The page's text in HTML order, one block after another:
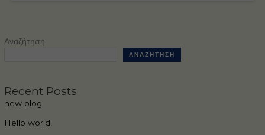
Αναζήτηση
ΑΝΑΖΉΤΗΣΗ
Recent Posts
new blog
Hello world!